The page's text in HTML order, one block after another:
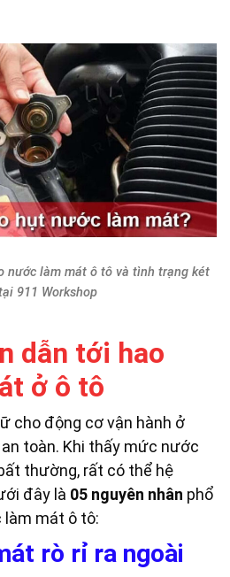
nước làm mát ô tô và tình trạng két
911 Workshop
dẫn tới hao
ở ô tô
cho động cơ vận hành ở
toàn. Khi thấy mức nước
thường, rất có thể hệ
đây là 05 nguyên nhân phổ
làm mát ô tô:
rò rỉ ra ngoài